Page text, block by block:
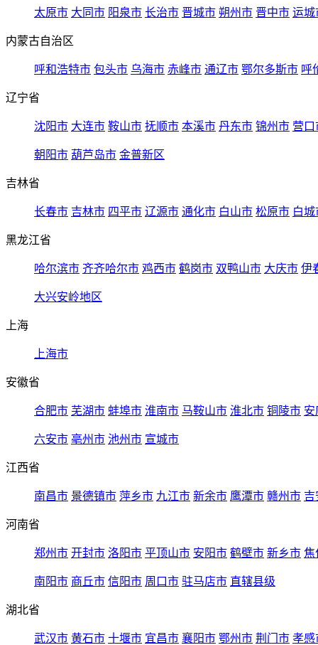
太原市 大同市 阳泉市 长治市 晋城市 朔州市 晋中市 运城
内蒙古自治区
呼和浩特市 包头市 乌海市 赤峰市 通辽市 鄂尔多斯市 呼
辽宁省
沈阳市 大连市 鞍山市 抚顺市 本溪市 丹东市 锦州市 营口
朝阳市 葫芦岛市 金普新区
吉林省
长春市 吉林市 四平市 辽源市 通化市 白山市 松原市 白城
黑龙江省
哈尔滨市 齐齐哈尔市 鸡西市 鹤岗市 双鸭山市 大庆市 伊
大兴安岭地区
上海
上海市
安徽省
合肥市 芜湖市 蚌埠市 淮南市 马鞍山市 淮北市 铜陵市 安
六安市 亳州市 池州市 宣城市
江西省
南昌市 景德镇市 萍乡市 九江市 新余市 鹰潭市 赣州市 吉
河南省
郑州市 开封市 洛阳市 平顶山市 安阳市 鹤壁市 新乡市 焦
南阳市 商丘市 信阳市 周口市 驻马店市 直辖县级
湖北省
武汉市 黄石市 十堰市 宜昌市 襄阳市 鄂州市 荆门市 孝感